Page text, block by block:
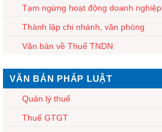
Tạm ngừng hoạt động doanh nghiệp
Thành lập chi nhánh, văn phòng
Văn bản về Thuế TNDN
VĂN BẢN PHÁP LUẬT
Quản lý thuế
Thuế GTGT